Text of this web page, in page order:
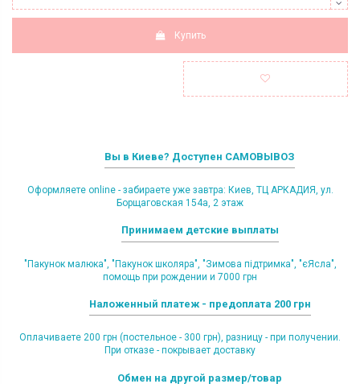
Купить
Вы в Киеве? Доступен САМОВЫВОЗ
Оформляете online - забираете уже завтра: Киев, ТЦ АРКАДИЯ, ул.
Борщаговская 154а, 2 этаж
Принимаем детские выплаты
"Пакунок малюка", "Пакунок школяра", "Зимова підтримка", "єЯсла",
помощь при рождении и 7000 грн
Наложенный платеж - предоплата 200 грн
Оплачиваете 200 грн (постельное - 300 грн), разницу - при получении.
При отказе - покрывает доставку
Обмен на другой размер/товар